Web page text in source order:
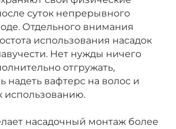
суток непрерывного
Отдельного внимания
использования насадок
Нет нужды ничего
отгружать,
надеть вафтерс на волос и
использованию.
насадочный монтаж более